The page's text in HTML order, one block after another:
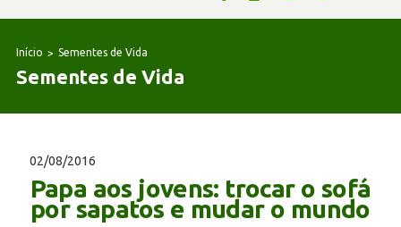
Início Sementes de Vida
Sementes de Vida
02/08/2016
Papa aos jovens: trocar o sofá
por sapatos e mudar o mundo